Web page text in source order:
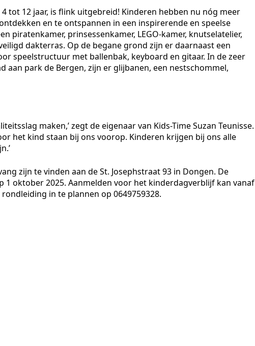
tot 12 jaar, is flink uitgebreid! Kinderen hebben nu nóg meer
en te ontspannen in een inspirerende en speelse
piratenkamer, prinsessenkamer, LEGO-kamer, knutselatelier,
dakterras. Op de begane grond zijn er daarnaast een
speelstructuur met ballenbak, keyboard en gitaar. In de zeer
park de Bergen, zijn er glijbanen, een nestschommel,
maken,’ zegt de eigenaar van Kids-Time Suzan Teunisse.
het kind staan bij ons voorop. Kinderen krijgen bij ons alle
zijn te vinden aan de St. Josephstraat 93 in Dongen. De
1 oktober 2025. Aanmelden voor het kinderdagverblijf kan vanaf
in te plannen op 0649759328.